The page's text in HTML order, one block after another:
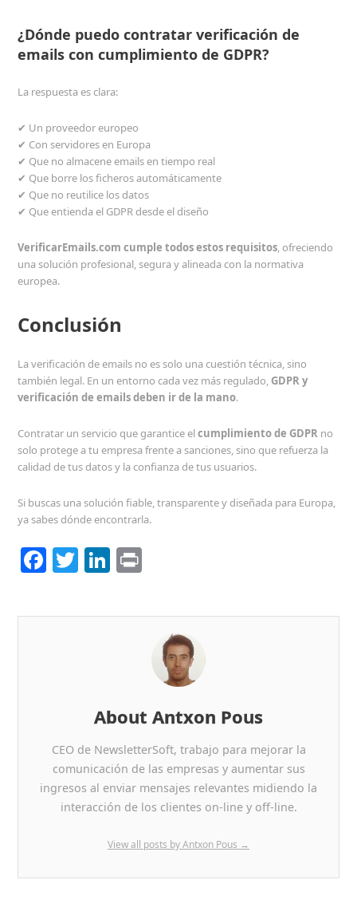
¿Dónde puedo contratar verificación de
emails con cumplimiento de GDPR?
La respuesta es clara:
✔ Un proveedor europeo
✔ Con servidores en Europa
✔ Que no almacene emails en tiempo real
✔ Que borre los ficheros automáticamente
✔ Que no reutilice los datos
✔ Que entienda el GDPR desde el diseño
VerificarEmails.com cumple todos estos requisitos, ofreciendo
una solución profesional, segura y alineada con la normativa
europea.
Conclusión
La verificación de emails no es solo una cuestión técnica, sino
también legal. En un entorno cada vez más regulado, GDPR y
verificación de emails deben ir de la mano.
Contratar un servicio que garantice elcumplimiento de GDPR no
solo protege a tu empresa frente a sanciones, sino que refuerza la
calidad de tus datos y la confianza de tus usuarios.
Si buscas una solución fiable, transparente y diseñada para Europa,
ya sabes dónde encontrarla.
F
c
k
T
itt
Li
k t
About Antxon Pous
CEO de NewsletterSoft, trabajo para mejorar la
comunicación de las empresas y aumentar sus
ingresos al enviar mensajes relevantes midiendo la
interacción de los clientes on-line y off-line.
View all posts by Antxon Pous →